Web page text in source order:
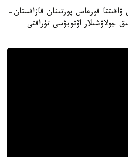
قورعاس پورتىنان قازاقستان-
9 حالىقارالىق جولاۋشىلار اۆتوبۋسى تۇراقتى